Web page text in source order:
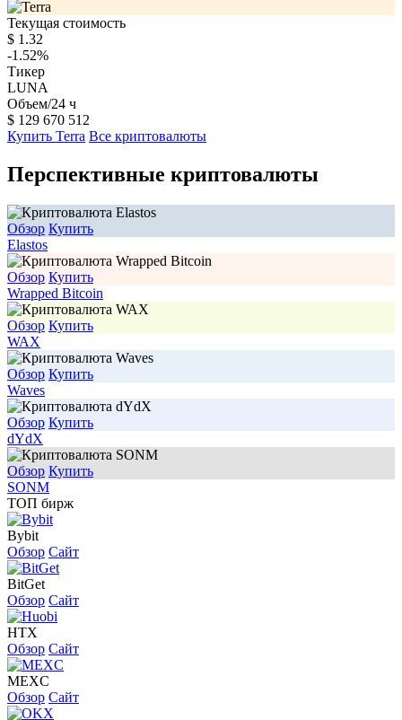
Текущая стоимость
$ 1.32
-1.52%
Тикер
LUNA
Объем/24 ч
$ 129 670 512
Купить Terra Все криптовалюты
Перспективные криптовалюты
Обзор Купить
Elastos
Обзор Купить
Wrapped Bitcoin
Обзор Купить
WAX
Обзор Купить
Waves
Обзор Купить
dYdX
Обзор Купить
SONM
ТОП бирж
Bybit
Обзор Сайт
BitGet
Обзор Сайт
HTX
Обзор Сайт
MEXC
Обзор Сайт